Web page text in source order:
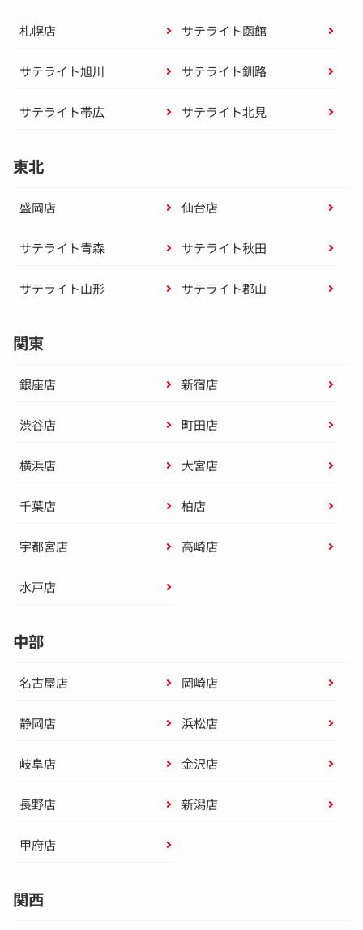
札幌店 サテライト函館
サテライト旭川 サテライト釧路
サテライト帯広 サテライト北見
東北
盛岡店 仙台店
サテライト青森 サテライト秋田
サテライト山形 サテライト郡山
関東
銀座店 新宿店
渋谷店 町田店
横浜店 大宮店
千葉店 柏店
宇都宮店 高崎店
水戸店
中部
名古屋店 岡崎店
静岡店 浜松店
岐阜店 金沢店
長野店 新潟店
甲府店
関西